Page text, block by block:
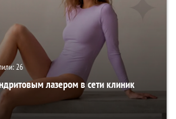
26
лазером в сети клиник